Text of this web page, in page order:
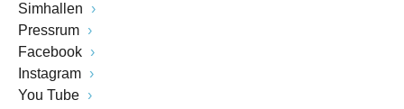
Simhallen
Pressrum
Facebook
Instagram
You Tube